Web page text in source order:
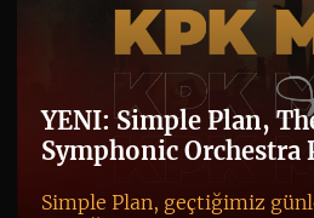
YENI: Simple Plan,
Symphonic Orchestra
Simple Plan, geçtiğimiz